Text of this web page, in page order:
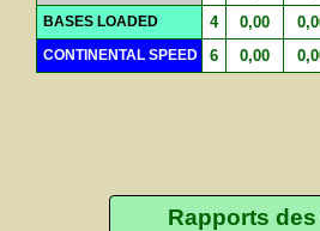
BASES LOADED 4 0,00
CONTINENTAL SPEED 6 0,00
Rapports